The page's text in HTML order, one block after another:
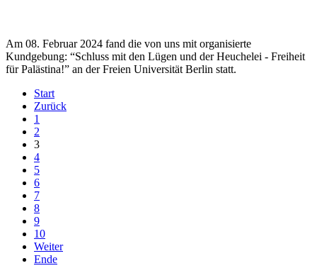
Am 08. Februar 2024 fand die von uns mit organisierte
Kundgebung: “Schluss mit den Lügen und der Heuchelei - Freiheit
für Palästina!” an der Freien Universität Berlin statt.
Start
Zurück
1
2
3
4
5
6
7
8
9
10
Weiter
Ende